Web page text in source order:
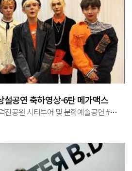
설공연 축하영상-6탄 메가맥스
공연 #전라북도 #전주시 #대표관광지 #덕진공원 #시티투어 #문화예술공연 ...